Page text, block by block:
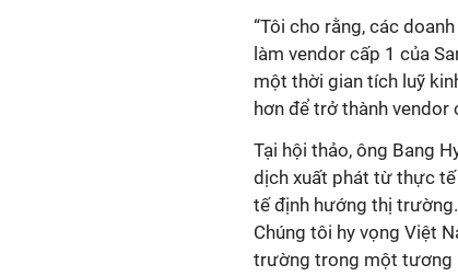
“Tôi cho rằng, các
làm vendor cấp 1 của
một thời gian tích luỹ
hơn để trở thành vendor
Tại hội thảo, ông Bang
dịch xuất phát từ thực
tế định hướng thị
Chúng tôi hy vọng Việt
trường trong một tương